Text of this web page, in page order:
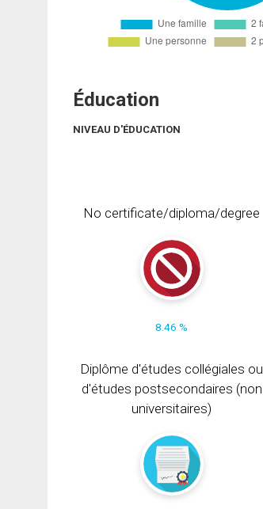
Éducation
NIVEAU D'ÉDUCATION
No certificate/diploma/degree
8.46 %
Diplôme d'études collégiales ou
d'études postsecondaires (non
universitaires)